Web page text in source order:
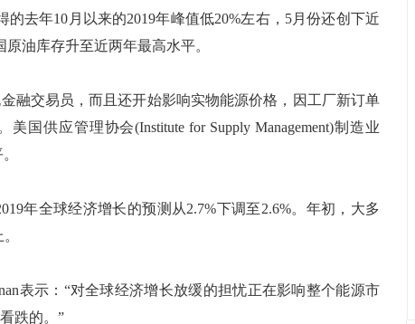
去年10月以来的2019年峰值低20%左右，5月份还创下近
油库存升至近两年最高水平。
交易员，而且还开始影响实物能源价格，因工厂新订单
国供应管理协会(Institute for Supply Management)制造业
年全球经济增长的预测从2.7%下调至2.6%。年初，大多
表示：“对全球经济增长放缓的担忧正在影响整个能源市
跌的。”